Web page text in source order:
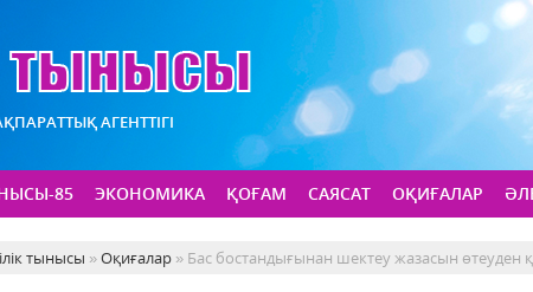
АГЕНТТІГІ
85 ЭКОНОМИКА ҚОҒАМ САЯСАТ ОҚИҒАЛАР
тынысы »Оқиғалар » Бас бостандығынан шектеу жазасын өтеуден